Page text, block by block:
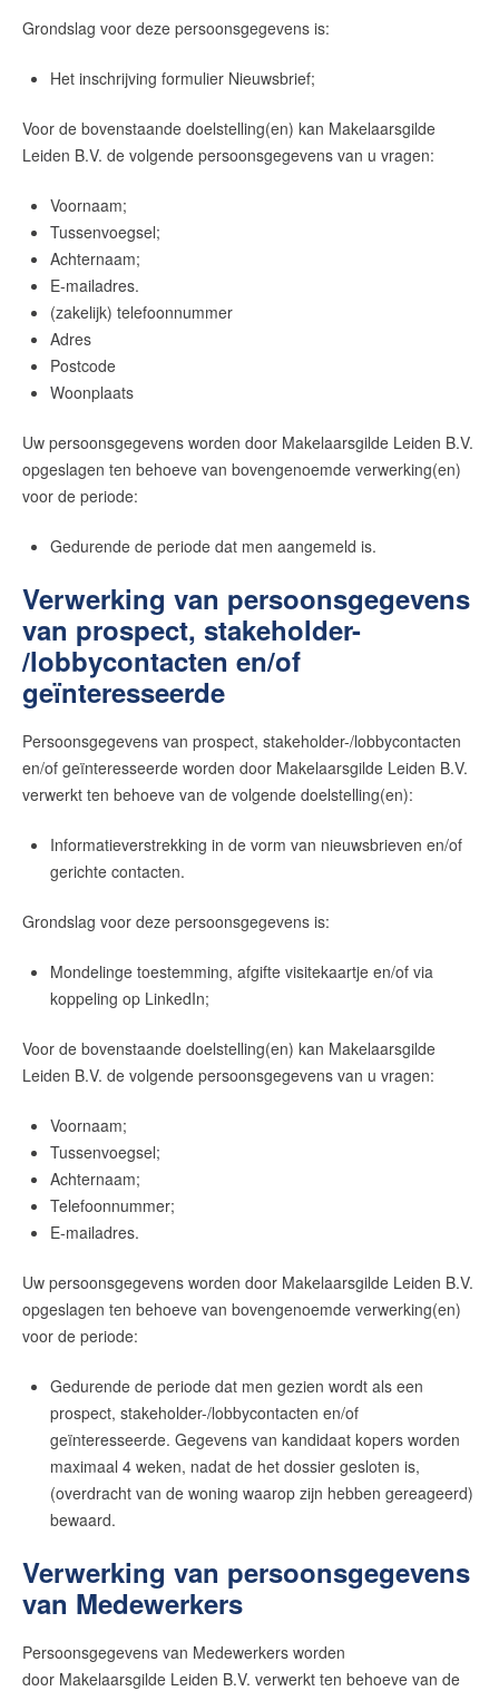
Grondslag voor deze persoonsgegevens is:
Het inschrijving formulier Nieuwsbrief;
Voor de bovenstaande doelstelling(en) kan Makelaarsgilde
Leiden B.V. de volgende persoonsgegevens van u vragen:
Voornaam;
Tussenvoegsel;
Achternaam;
E-mailadres.
(zakelijk) telefoonnummer
Adres
Postcode
Woonplaats
Uw persoonsgegevens worden door Makelaarsgilde Leiden B.V.
opgeslagen ten behoeve van bovengenoemde verwerking(en)
voor de periode:
Gedurende de periode dat men aangemeld is.
Verwerking van persoonsgegevens
van prospect, stakeholder-
/lobbycontacten en/of
geïnteresseerde
Persoonsgegevens van prospect, stakeholder-/lobbycontacten
en/of geïnteresseerde worden door Makelaarsgilde Leiden B.V.
verwerkt ten behoeve van de volgende doelstelling(en):
Informatieverstrekking in de vorm van nieuwsbrieven en/of
gerichte contacten.
Grondslag voor deze persoonsgegevens is:
Mondelinge toestemming, afgifte visitekaartje en/of via
koppeling op LinkedIn;
Voor de bovenstaande doelstelling(en) kan Makelaarsgilde
Leiden B.V. de volgende persoonsgegevens van u vragen:
Voornaam;
Tussenvoegsel;
Achternaam;
Telefoonnummer;
E-mailadres.
Uw persoonsgegevens worden door Makelaarsgilde Leiden B.V.
opgeslagen ten behoeve van bovengenoemde verwerking(en)
voor de periode:
Gedurende de periode dat men gezien wordt als een
prospect, stakeholder-/lobbycontacten en/of
geïnteresseerde. Gegevens van kandidaat kopers worden
maximaal 4 weken, nadat de het dossier gesloten is,
(overdracht van de woning waarop zijn hebben gereageerd)
bewaard.
Verwerking van persoonsgegevens
van Medewerkers
Persoonsgegevens van Medewerkers worden
door Makelaarsgilde Leiden B.V. verwerkt ten behoeve van de